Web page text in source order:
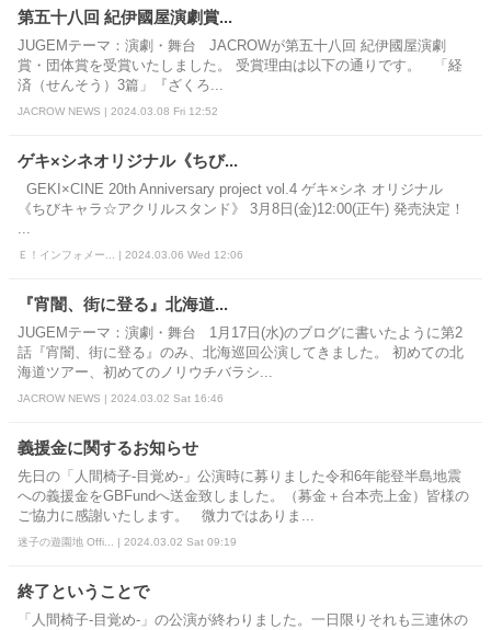
第五十八回 紀伊國屋演劇賞...
JUGEMテーマ：演劇・舞台 JACROWが第五十八回 紀伊國屋演劇
賞・団体賞を受賞いたしました。 受賞理由は以下の通りです。 「経
済（せんそう）3篇」『ざくろ...
JACROW NEWS | 2024.03.08 Fri 12:52
ゲキ×シネオリジナル《ちび...
GEKI×CINE 20th Anniversary project vol.4 ゲキ×シネ オリジナル
《ちびキャラ☆アクリルスタンド》 3月8日(金)12:00(正午) 発売決定！
Ｅ！インフォメー... | 2024.03.06 Wed 12:06
『宵闇、街に登る』北海道...
JUGEMテーマ：演劇・舞台 1月17日(水)のブログに書いたように第2
話『宵闇、街に登る』のみ、北海巡回公演してきました。 初めての北
海道ツアー、初めてのノリウチバラシ...
JACROW NEWS | 2024.03.02 Sat 16:46
義援金に関するお知らせ
先日の「人間椅子‐目覚め‐」公演時に募りました令和6年能登半島地震
への義援金をGBFundへ送金致しました。（募金＋台本売上金）皆様の
ご協力に感謝いたします。 微力ではありま...
迷子の遊園地 Offi... | 2024.03.02 Sat 09:19
終了ということで
「人間椅子‐目覚め‐」の公演が終わりました。一日限りそれも三連休の